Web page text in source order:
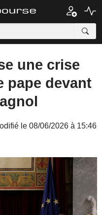
une crise
pape devant
le 08/06/2026 à 15:46